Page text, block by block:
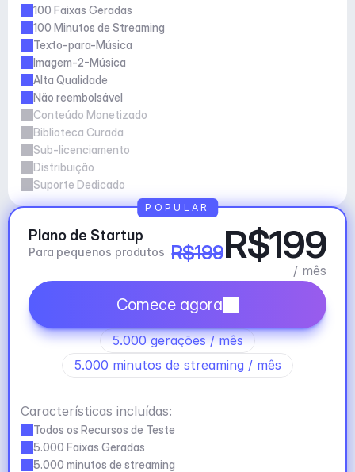
100 Faixas Geradas
100 Minutos de Streaming
Texto-para-Música
Imagem-2-Música
Alta Qualidade
Não reembolsável
Conteúdo Monetizado
Biblioteca Curada
Sub-licenciamento
Distribuição
Suporte Dedicado
Plano de Startup
Para pequenos produtos R$199R$199
/ mês
Comece agora
5.000 gerações / mês
5.000 minutos de streaming / mês
Características incluídas:
Todos os Recursos de Teste
5.000 Faixas Geradas
5.000 minutos de streaming
POPULAR